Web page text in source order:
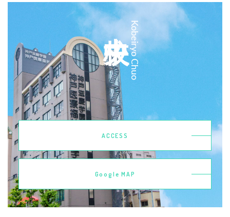
Kobeiryo Chuo
ACCESS
Google MAP